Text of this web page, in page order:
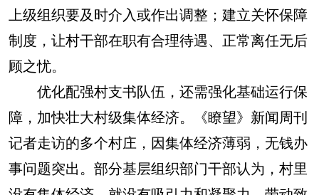
上级组织要及时介入或作出调整；建立关怀保障
制度，让村干部在职有合理待遇、正常离任无后
顾之忧。
优化配强村支书队伍，还需强化基础运行保
障，加快壮大村级集体经济。《瞭望》新闻周刊
记者走访的多个村庄，因集体经济薄弱，无钱办
事问题突出。部分基层组织部门干部认为，村里